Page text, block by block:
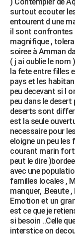
surtout ecouter
entourent d une
il sont confrontes
magnifique ,
soiree à Amman
( j ai oublie le
la fete entre filles
pays et les
peu decevant si l
peu dans le
deserts sont
est la seule
necessaire pour
eloigne un peu
courant marin fort
peut le dire
avec une
familles locales ,
manquer, .Beaute
Emotion et un
est ce que je
si besoin ..Celle
interstice on